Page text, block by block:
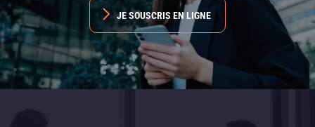
JE SOUSCRIS EN LIGNE